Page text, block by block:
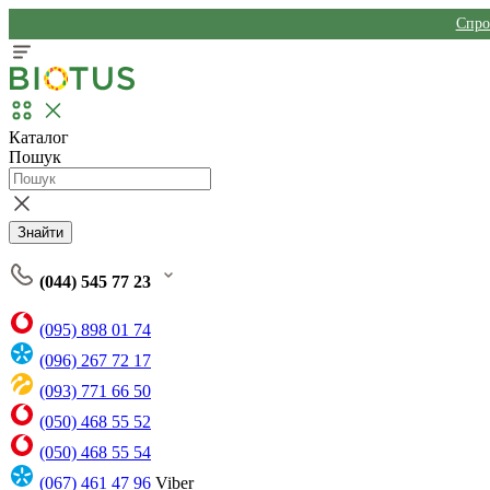
Каталог
Пошук
Знайти
(044) 545 77 23
(095) 898 01 74
(096) 267 72 17
(093) 771 66 50
(050) 468 55 52
(050) 468 55 54
(067) 461 47 96 Viber